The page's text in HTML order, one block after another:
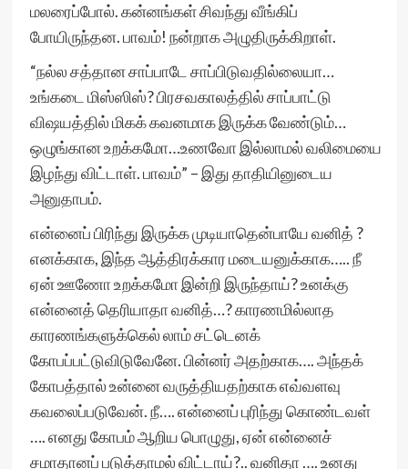
மலரைப்போல். கன்னங்கள் சிவந்து வீங்கிப்
போயிருந்தன. பாவம்! நன்றாக அழுதிருக்கிறாள்.
“நல்ல சத்தான சாப்பாடே சாப்பிடுவதில்லையா…
உங்கடை மிஸ்ஸிஸ்? பிரசவகாலத்தில் சாப்பாட்டு
விஷயத்தில் மிகக் கவனமாக இருக்க வேண்டும்…
ஒழுங்கான உறக்கமோ…உணவோ இல்லாமல் வலிமையை
இழந்து விட்டாள். பாவம்” – இது தாதியினுடைய
அனுதாபம்.
என்னைப் பிரிந்து இருக்க முடியாதென்பாயே வனித் ?
எனக்காக, இந்த ஆத்திரக்கார மடையனுக்காக….. நீ
ஏன் ஊணோ உறக்கமோ இன்றி இருந்தாய்? உனக்கு
என்னைத் தெரியாதா வனித்…? காரணமில்லாத
காரணங்களுக்கெல் லாம் சட்டெனக்
கோபப்பட்டுவிடுவேனே. பின்னர் அதற்காக…. அந்தக்
கோபத்தால் உன்னை வருத்தியதற்காக எவ்வளவு
கவலைப்படுவேன். நீ…. என்னைப் புரிந்து கொண்டவள்
…. எனது கோபம் ஆறிய பொழுது, ஏன் என்னைச்
சமாதானப் படுத்தாமல் விட்டாய்?.. வனிதா …. உனது